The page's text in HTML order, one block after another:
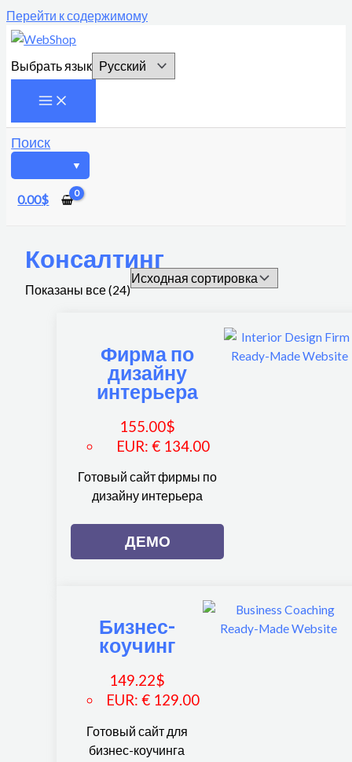
Перейти к содержимому
Выбрать язык
Поиск
0.00$
Консалтинг
Показаны все (24)
Фирма по
дизайну
интерьера
155.00$
EUR:€ 134.00
Готовый сайт фирмы по
дизайну интерьера
ДЕМО
Бизнес-
коучинг
149.22$
EUR: € 129.00
Готовый сайт для
бизнес-коучинга